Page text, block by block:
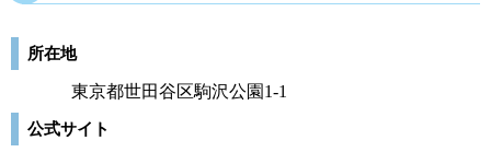
所在地
東京都世田谷区駒沢公園1-1
公式サイト